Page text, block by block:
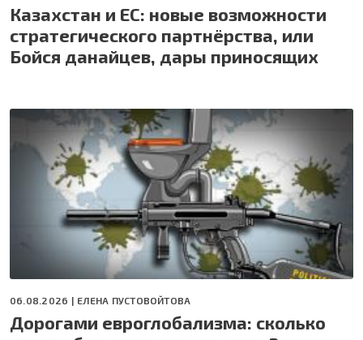
Казахстан и ЕС: новые возможности
стратегического партнёрства, или
Бойся данайцев, дары приносящих
06.08.2026 | ЕЛЕНА ПУСТОВОЙТОВА
Дорогами евроглобализма: сколько